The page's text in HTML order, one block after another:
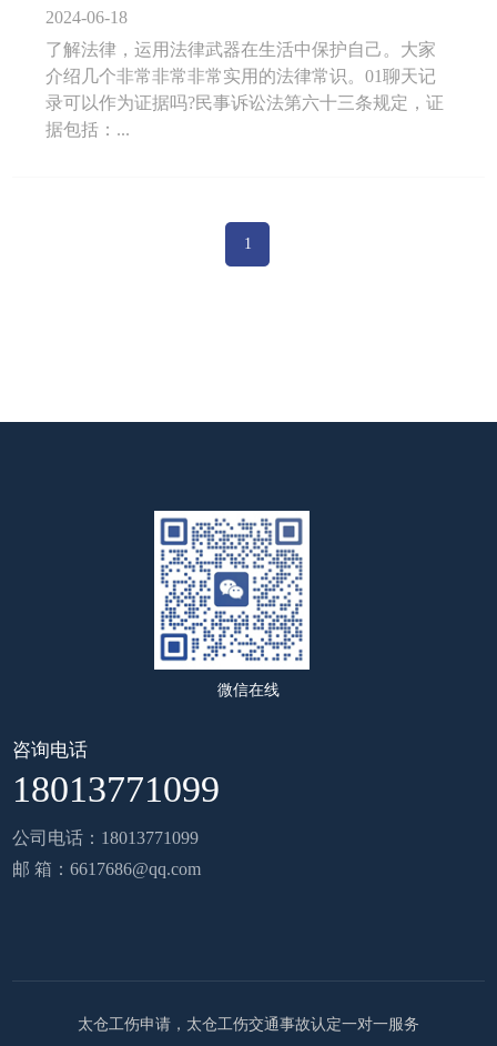
2024-06-18
了解法律，运用法律武器在生活中保护自己。大家
介绍几个非常非常非常实用的法律常识。01聊天记
录可以作为证据吗?民事诉讼法第六十三条规定，证
据包括：...
1
微信在线
咨询电话
18013771099
公司电话：18013771099
邮 箱：6617686@qq.com
太仓工伤申请，太仓工伤交通事故认定一对一服务